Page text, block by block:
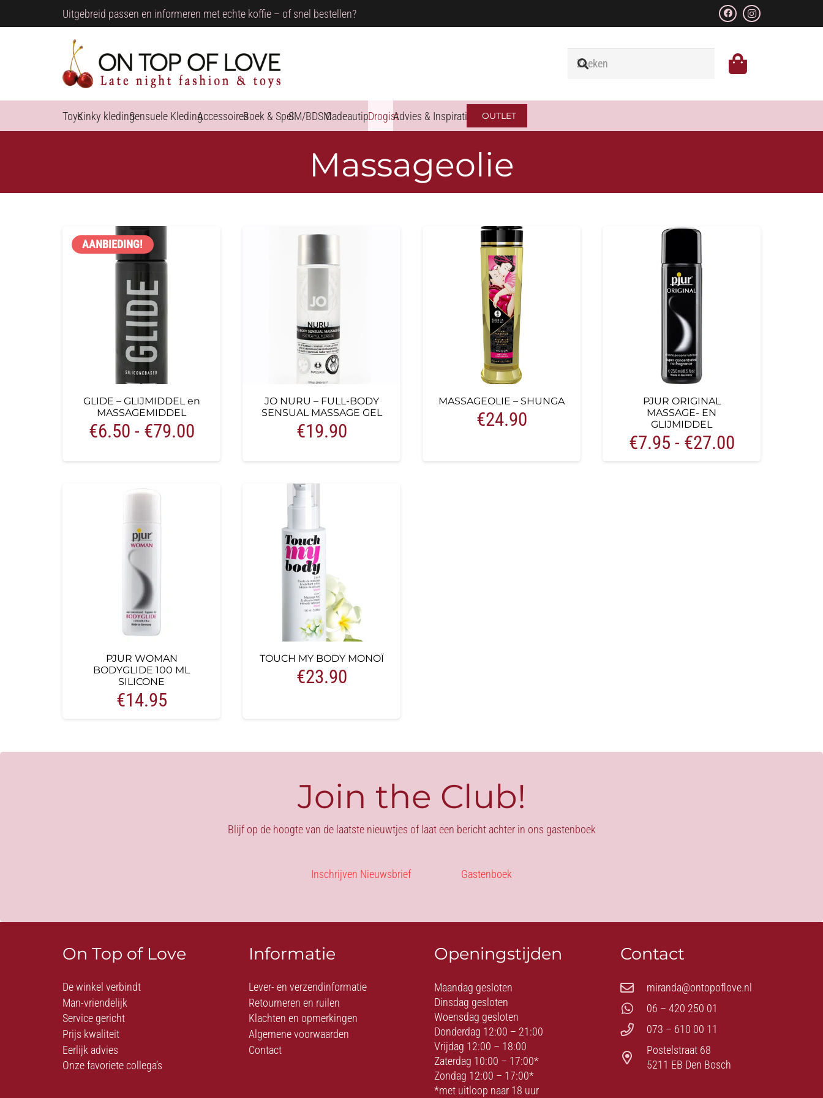
Uitgebreid passen en informeren met echte koffie – of snel bestellen?
ToysKinky kledingSensuele KledingAccessoiresBoek & SpelSM/BDSMCadeautipsDrogistAdvies & Inspiratie OUTLET
Massageolie
AANBIEDING!
GLIDE – GLIJMIDDEL en
MASSAGEMIDDEL
€6.50 - €79.00Prijsklasse:
tot
JO NURU – FULL-BODY
SENSUAL MASSAGE GEL
€19.90
MASSAGEOLIE – SHUNGA
€24.90
PJUR ORIGINAL
MASSAGE- EN
GLIJMIDDEL
€7.95 - €27.00Prijsklasse:
€7.95
PJUR WOMAN
BODYGLIDE 100 ML
SILICONE
€14.95
TOUCH MY BODY MONOÏ
€23.90
Join the Club!
Blijf op de hoogte van de laatste nieuwtjes of laat een bericht achter in ons gastenboek
Inschrijven Nieuwsbrief Gastenboek
On Top of Love
De winkel verbindt
Man-vriendelijk
Service gericht
Prijs kwaliteit
Eerlijk advies
Onze favoriete collega’s
Informatie
Lever- en verzendinformatie
Retourneren en ruilen
Klachten en opmerkingen
Algemene voorwaarden
Contact
Openingstijden
Maandag gesloten
Dinsdag gesloten
Woensdag gesloten
Donderdag 12:00 – 21:00
Vrijdag 12:00 – 18:00
Zaterdag 10:00 – 17:00*
Zondag 12:00 – 17:00*
*met uitloop naar 18 uur
Contact
miranda@ontopoflove.nl
06 – 420 250 01
073 – 610 00 11
Postelstraat 68
5211 EB Den Bosch